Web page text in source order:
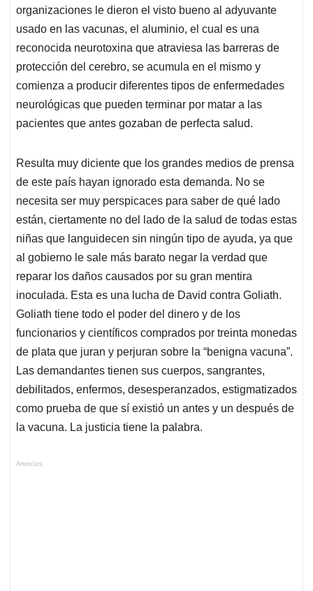
organizaciones le dieron el visto bueno al adyuvante
usado en las vacunas, el aluminio, el cual es una
reconocida neurotoxina que atraviesa las barreras de
protección del cerebro, se acumula en el mismo y
comienza a producir diferentes tipos de enfermedades
neurológicas que pueden terminar por matar a las
pacientes que antes gozaban de perfecta salud.
Resulta muy diciente que los grandes medios de prensa
de este país hayan ignorado esta demanda. No se
necesita ser muy perspicaces para saber de qué lado
están, ciertamente no del lado de la salud de todas estas
niñas que languidecen sin ningún tipo de ayuda, ya que
al gobierno le sale más barato negar la verdad que
reparar los daños causados por su gran mentira
inoculada. Esta es una lucha de David contra Goliath.
Goliath tiene todo el poder del dinero y de los
funcionarios y científicos comprados por treinta monedas
de plata que juran y perjuran sobre la “benigna vacuna”.
Las demandantes tienen sus cuerpos, sangrantes,
debilitados, enfermos, desesperanzados, estigmatizados
como prueba de que sí existió un antes y un después de
la vacuna. La justicia tiene la palabra.
Anuncios.